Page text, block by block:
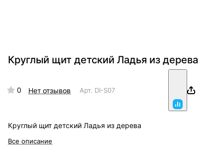
Круглый щит детский Ладья из дерева
0 Нет отзывов Арт. DI-S07
Круглый щит детский Ладья из дерева
Все описание